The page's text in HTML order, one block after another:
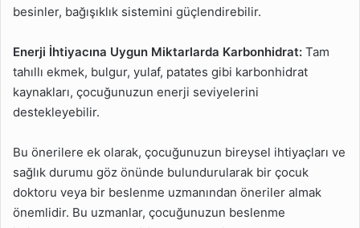
besinler, bağışıklık sistemini güçlendirebilir.
Enerji İhtiyacına Uygun Miktarlarda Karbonhidrat: Tam
tahıllı ekmek, bulgur, yulaf, patates gibi karbonhidrat
kaynakları, çocuğunuzun enerji seviyelerini
destekleyebilir.
Bu önerilere ek olarak, çocuğunuzun bireysel ihtiyaçları ve
sağlık durumu göz önünde bulundurularak bir çocuk
doktoru veya bir beslenme uzmanından öneriler almak
önemlidir. Bu uzmanlar, çocuğunuzun beslenme